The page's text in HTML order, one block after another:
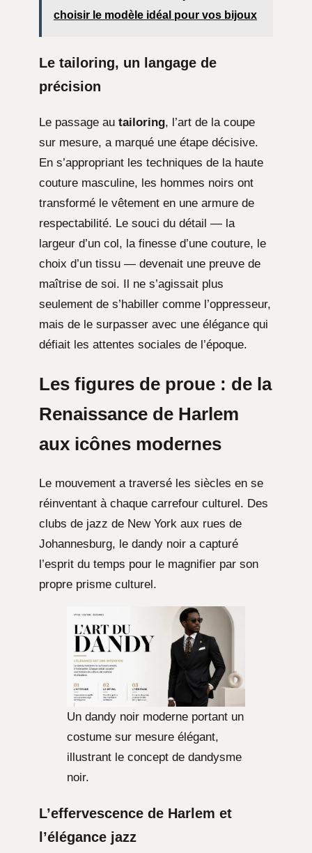
choisir le modèle idéal pour vos bijoux
Le tailoring, un langage de
précision
Le passage au tailoring, l’art de la coupe
sur mesure, a marqué une étape décisive.
En s’appropriant les techniques de la haute
couture masculine, les hommes noirs ont
transformé le vêtement en une armure de
respectabilité. Le souci du détail — la
largeur d’un col, la finesse d’une couture, le
choix d’un tissu — devenait une preuve de
maîtrise de soi. Il ne s’agissait plus
seulement de s’habiller comme l’oppresseur,
mais de le surpasser avec une élégance qui
défiait les attentes sociales de l’époque.
Les figures de proue : de la
Renaissance de Harlem
aux icônes modernes
Le mouvement a traversé les siècles en se
réinventant à chaque carrefour culturel. Des
clubs de jazz de New York aux rues de
Johannesburg, le dandy noir a capturé
l’esprit du temps pour le magnifier par son
propre prisme culturel.
Un dandy noir moderne portant un
costume sur mesure élégant,
illustrant le concept de dandysme
noir.
L’effervescence de Harlem et
l’élégance jazz